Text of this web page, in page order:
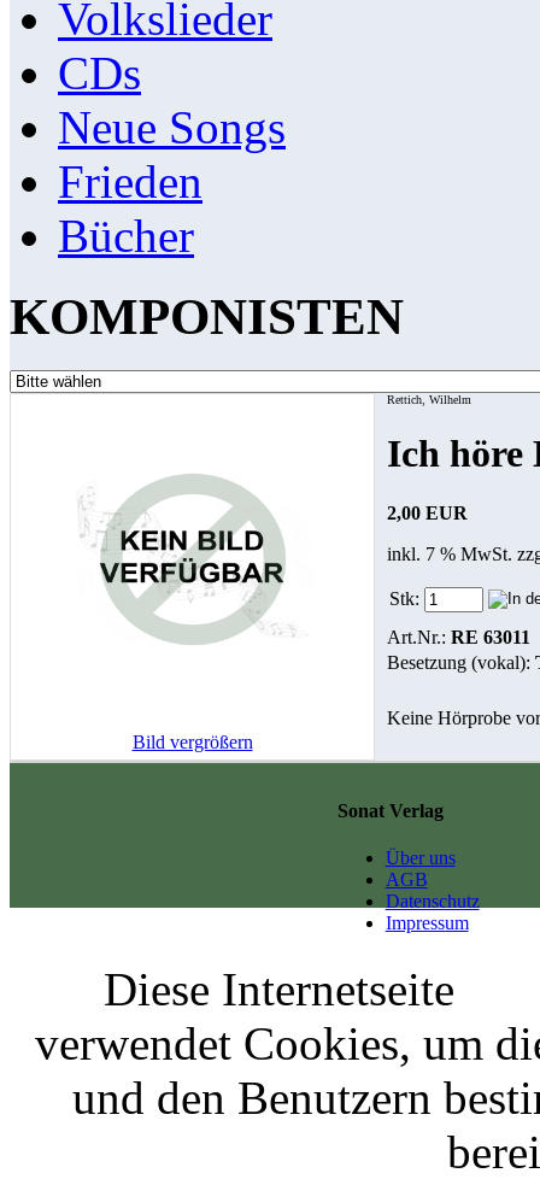
Volkslieder
CDs
Neue Songs
Frieden
Bücher
KOMPONISTEN
Bild vergrößern
Rettich, Wilhelm
Ich höre
2,00 EUR
inkl. 7 % MwSt.
Stk:
Art.Nr.: RE 63011
Besetzung (vokal):
Keine Hörprobe
Sonat Verlag
Über uns
AGB
Datenschutz
Impressum
Diese Internetseite
verwendet Cookies, um
und den Benutzern